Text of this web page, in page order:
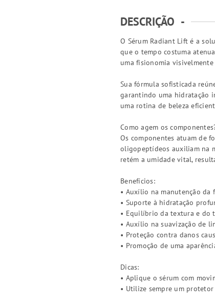
DESCRIÇÃO -
O Sérum Radiant Lift é a
que o tempo costuma
uma fisionomia
Sua fórmula sofisticada
garantindo uma hidratação
uma rotina de beleza
Como agem os
Os componentes atuam de
oligopeptídeos auxiliam na
retém a umidade vital,
Benefícios:
• Auxílio na manutenção da
• Suporte à hidratação
• Equilíbrio da textura e do
• Auxílio na suavização de
• Proteção contra danos
• Promoção de uma
Dicas:
• Aplique o sérum com
• Utilize sempre um